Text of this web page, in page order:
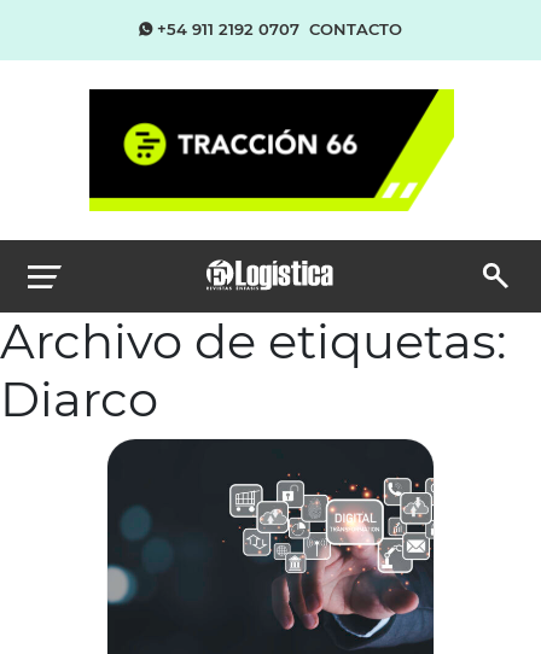
+54 911 2192 0707 CONTACTO
Archivo de etiquetas:
Diarco